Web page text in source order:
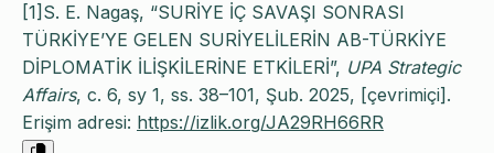
[1]S. E. Nagaş, “SURİYE İÇ SAVAŞI SONRASI
TÜRKİYE’YE GELEN SURİYELİLERİN AB-TÜRKİYE
DİPLOMATİK İLİŞKİLERİNE ETKİLERİ”, UPA Strategic
Affairs, c. 6, sy 1, ss. 38–101, Şub. 2025, [çevrimiçi].
Erişim adresi: https://izlik.org/JA29RH66RR